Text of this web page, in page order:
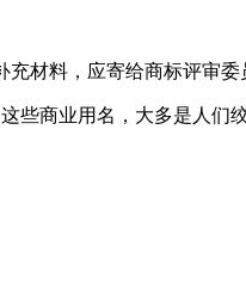
材料，应寄给商标评审委
商业用名，大多是人